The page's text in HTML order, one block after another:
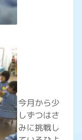
今月から少
しずつはさ
みに挑戦し